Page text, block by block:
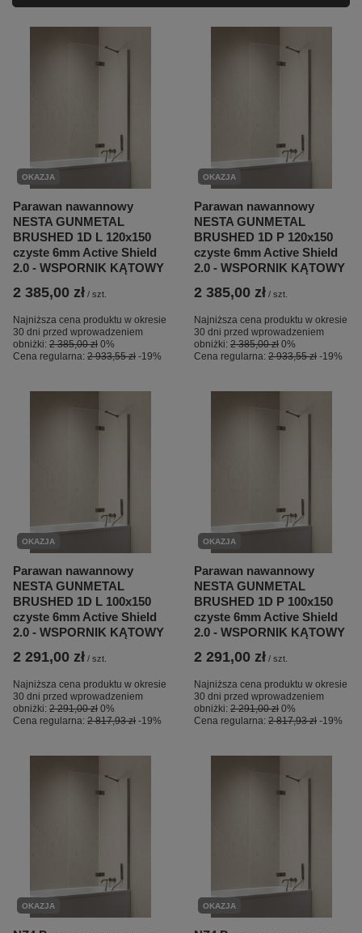
OKAZJA
Parawan nawannowy
NESTA GUNMETAL
BRUSHED 1D L 120x150
czyste 6mm Active Shield
2.0 - WSPORNIK KĄTOWY
2 385,00 zł / szt.
Najniższa cena produktu w okresie
30 dni przed wprowadzeniem
obniżki: 2 385,00 zł 0%
Cena regularna: 2 933,55 zł -19%
OKAZJA
Parawan nawannowy
NESTA GUNMETAL
BRUSHED 1D P 120x150
czyste 6mm Active Shield
2.0 - WSPORNIK KĄTOWY
2 385,00 zł / szt.
Najniższa cena produktu w okresie
30 dni przed wprowadzeniem
obniżki: 2 385,00 zł 0%
Cena regularna: 2 933,55 zł -19%
OKAZJA
Parawan nawannowy
NESTA GUNMETAL
BRUSHED 1D L 100x150
czyste 6mm Active Shield
2.0 - WSPORNIK KĄTOWY
2 291,00 zł / szt.
Najniższa cena produktu w okresie
30 dni przed wprowadzeniem
obniżki: 2 291,00 zł 0%
Cena regularna: 2 817,93 zł -19%
OKAZJA
Parawan nawannowy
NESTA GUNMETAL
BRUSHED 1D P 100x150
czyste 6mm Active Shield
2.0 - WSPORNIK KĄTOWY
2 291,00 zł / szt.
Najniższa cena produktu w okresie
30 dni przed wprowadzeniem
obniżki: 2 291,00 zł 0%
Cena regularna: 2 817,93 zł -19%
OKAZJA OKAZJA